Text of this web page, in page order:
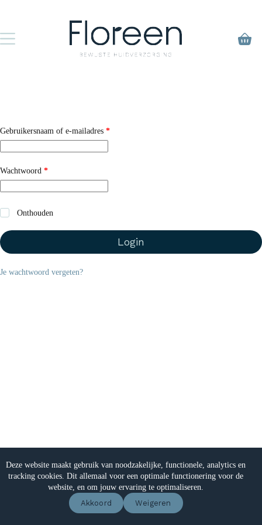
inhoud
Deze website maakt gebruik van noodzakelijke, functionele, analytics en
tracking cookies. Dit allemaal voor een optimale functionering voor de
website, en om jouw ervaring te optimaliseren.
Akkoord
Weigeren
Gebruikersnaam of e-mailadres *Vereist
Wachtwoord *Vereist
Onthouden
Login
Je wachtwoord vergeten?
Retours
Privacy Policy
White Label cosmetica
Eigen cosmeticalijn beginnen
Algemene voorwaarden
contact